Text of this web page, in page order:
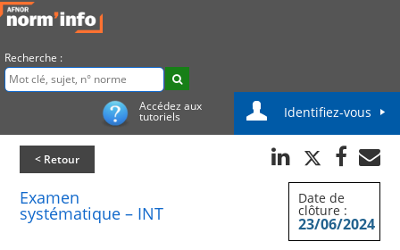
Recherche :
Accédez aux
tutoriels Identifiez-vous
< Retour
Examen
systématique – INT
Date de
clôture :
23/06/2024